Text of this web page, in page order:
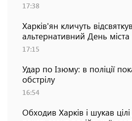
17:38
Харків'ян кличуть
альтернативний День міста
17:15
Удар по Ізюму: в поліції
обстрілу
16:54
Обходив Харків і шукав